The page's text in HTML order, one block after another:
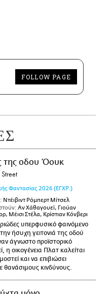
FOLLOW PAGE
της οδου Όουκ
Φαντασίας 2026 (ΕΓΧΡ.)
Ντέιβιντ Ρόμπερτ Μίτσελ
Αν Χάθαγουεϊ, Γιούαν
Μέισι Στέλα, Κρίστιαν Κόνβερι
υπερφυσικό φαινόμενο
ήσυχη γειτονιά της οδού
άγνωστο προϊστορικό
η οικογένεια Πλατ καλείται
και να επιβιώσει
θανάσιμους κινδύνους.